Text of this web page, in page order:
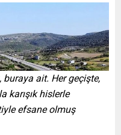
buraya ait. Her geçişte,
karışık hislerle
efsane olmuş